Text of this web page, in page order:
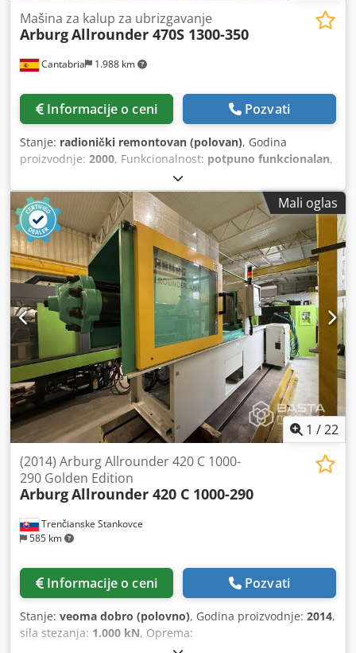
Cantabria 1.988 km
Mašina za kalup za ubrizgavanje
ArburgAllrounder 470S 1300-350
Informacije o ceni Pozvati
Stanje: radionički remontovan (polovan), Godina
proizvodnje: 2000, Funkcionalnost: potpuno funkcionalan,
nyectora Arburg 2000. 130 tona sile na zatvaranju. Mašina
se isporučuje kompletno renovirana u našim objektima u
Herasu (Cantabria). Nove gaskete u telu zatvaranja.
Moћemo da ga pokaћemo u pogonu. Tehnički detalji
SNAGA STEZANJA 1300 kN DIMENZIJE PLOČE: 660x840
UVODNI POTEZ 575mm MAKSIMALNA RAZDALJINA IZMEĐU
LANČIĆA 800/850 RAZDALJINA IZMEĐU STUBOVA
420x420/470x470 VRETENO 50mm ZAPREMINA
UBRIZGAVANJA 353cm3 TEŽINA INJEKCIJE 117 GODINA
PROIZVODNJE 2000 Csdpfjrxtpdox Aiverf PRITISAK
UBRIZGAVANJA 2500bar
Mali oglas
1 /22
Trenčianske Stankovce
585 km
(2014) Arburg Allrounder 420 C 1000-
290 Golden Edition
ArburgAllrounder 420 C 1000-290
Informacije o ceni Pozvati
Stanje: veoma dobro (polovno), Godina proizvodnje: 2014,
sila stezanja: 1.000 kN, Oprema:
, Stezna sila: 100 t Hod otvaranja: